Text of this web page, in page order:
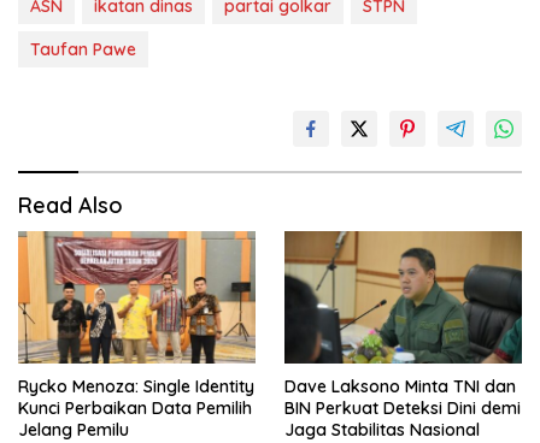
ASN ikatan dinas partai golkar
STPN
Taufan Pawe
Read Also
Rycko Menoza: Single Identity
Kunci Perbaikan Data Pemilih
Jelang Pemilu
Dave Laksono Minta TNI dan
BIN Perkuat Deteksi Dini demi
Jaga Stabilitas Nasional